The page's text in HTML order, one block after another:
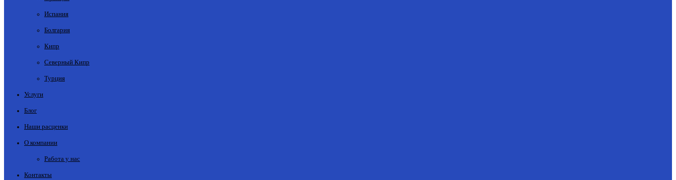
Испания
Болгария
Кипр
Северный Кипр
Турция
Услуги
Блог
Наши расценки
О компании
Работа у нас
Контакты